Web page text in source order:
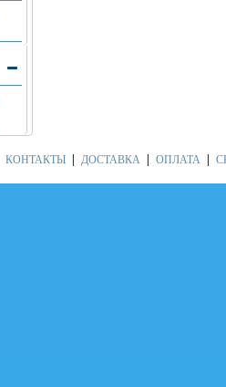
КОНТАКТЫ ДОСТАВКА ОПЛАТА